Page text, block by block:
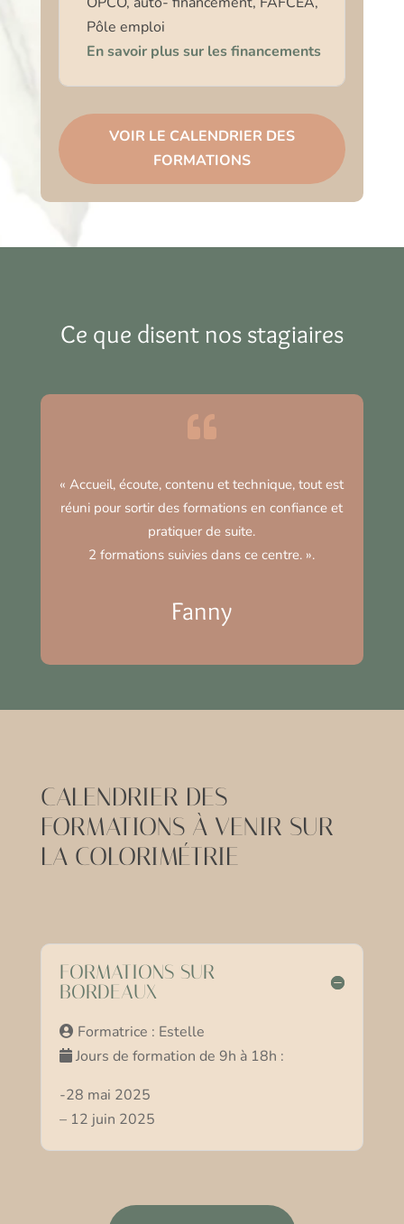
Pôle emploi
En savoir plus sur les financements
VOIR LE CALENDRIER DES
FORMATIONS
Ce que disent nos stagiaires

«Accueil, écoute, contenu et technique, tout est
réuni pour sortir des formations en confiance et
pratiquer de suite.
2 formations suivies dans ce centre. ».
Fanny
CALENDRIER DES
FORMATIONS À VENIR SUR
LA COLORIMÉTRIE
FORMATIONS SUR
BORDEAUX
Formatrice : Estelle
Jours de formation de 9h à 18h :
-28 mai 2025
– 12 juin 2025